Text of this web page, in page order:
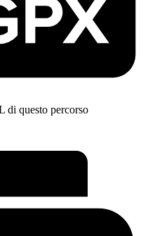
di questo percorso